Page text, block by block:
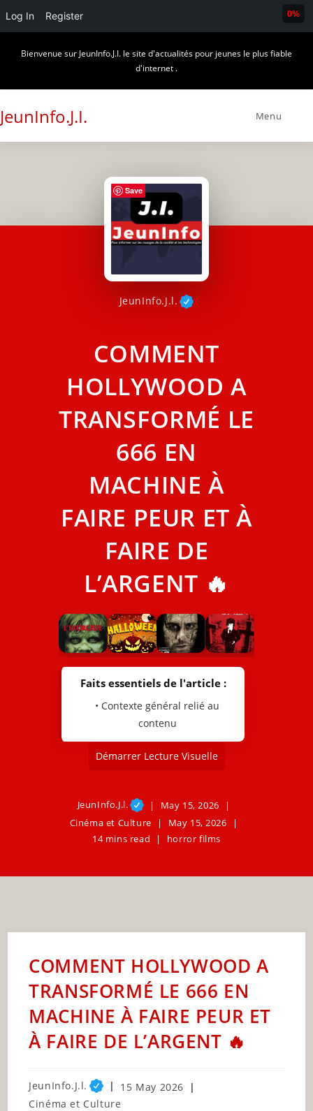
Log In Register
Bienvenue sur JeunInfo.J.I. le site d'actualités pour jeunes le plus fiable
d'internet .
JeunInfo.J.I. Menu
JeunInfo.J.l.
COMMENT
HOLLYWOOD A
TRANSFORMÉ LE
666 EN
MACHINE À
FAIRE PEUR ET À
FAIRE DE
L’ARGENT 🔥
Faits essentiels de l'article :
• Contexte général relié au
contenu
Démarrer Lecture Visuelle
JeunInfo.J.l.
May 15, 2026
Cinéma et Culture
May 15, 2026
14 mins read
horror films
COMMENT HOLLYWOOD A
TRANSFORMÉ LE 666 EN
MACHINE À FAIRE PEUR ET
À FAIRE DE L’ARGENT 🔥
Post
author:
JeunInfo.J.l.
Post
15 May 2026
Post
Cinéma et Culture
0%
Save